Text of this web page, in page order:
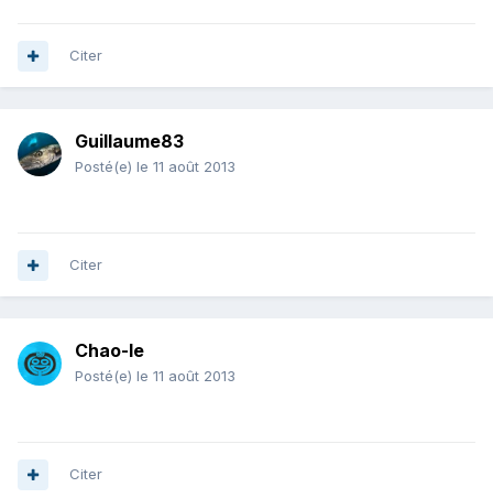
Citer
Guillaume83
Posté(e) le 11 août 2013
Citer
Chao-le
Posté(e) le 11 août 2013
Citer